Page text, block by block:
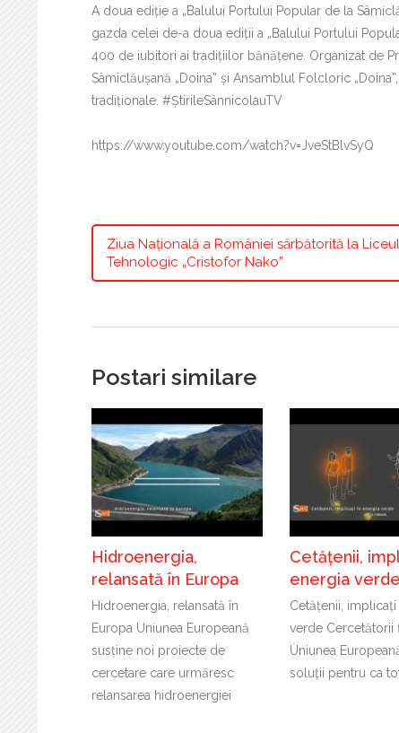
A doua ediție a „Balului Portului Popular de la
gazda celei de-a doua ediții a „Balului Portului
400 de iubitori ai tradițiilor bănățene. Organizat de
Sâmiclăușană „Doina” și Ansamblul Folcloric
tradiționale. #ȘtirileSânnicolauTV
https://www.youtube.com/watch?v=JveStBlvSyQ
Ziua Națională a României sărbătorită la Liceul
Tehnologic „Cristofor Nako”
Postari similare
Hidroenergia,
relansată în Europa
Hidroenergia, relansată în
Europa Uniunea Europeană
susține noi proiecte de
cercetare care urmăresc
relansarea hidroenergiei
Cetățenii,
energia verde
Cetățenii, implicați
verde Cercetătorii
Uniunea
soluții pentru ca